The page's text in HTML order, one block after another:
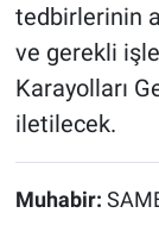
tedbirlerinin
ve gerekli
Karayolları
iletilecek.
Muhabir: